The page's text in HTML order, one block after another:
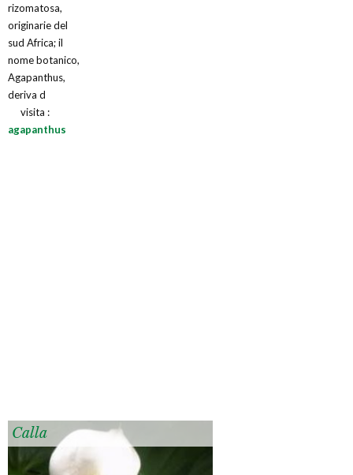
rizomatosa,
originarie del
sud Africa; il
nome botanico,
Agapanthus,
deriva d
visita :
agapanthus
Calla